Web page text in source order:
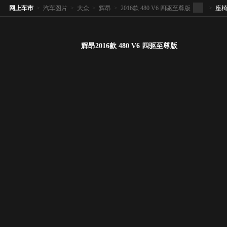
网上车市 > 汽车图片 > 大众 > 辉昂 > 2016款 480 V6 四驱至尊版 > 座
辉昂2016款 480 V6 四驱至尊版